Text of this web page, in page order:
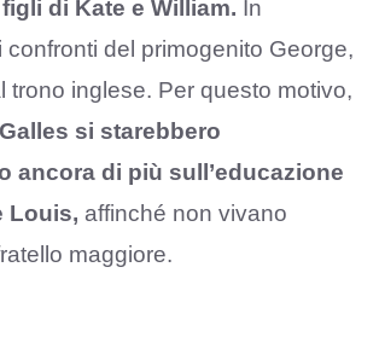
di Kate e William. In
confronti del primogenito George,
trono inglese. Per questo motivo,
si starebbero
ancora di più sull’educazione
Louis, affinché non vivano
maggiore.